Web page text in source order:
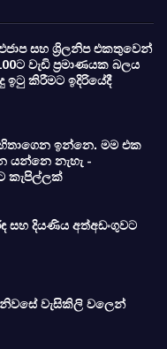
සහ ශ්‍රිලනිප එකතුවෙන්
වැඩි ප්‍රමාණයක බලය
කිරීමට ඉදිරියේදී
ඉන්නෙ. මම එක
යන්නෙ නැහැ -
කැපිල්ලක්
සහ දියණිය අත්අඩංගුවට
වැසිකිලි වලෙන්